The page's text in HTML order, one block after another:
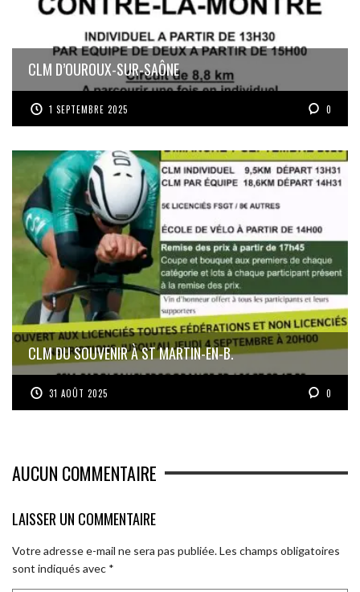
CLM D’OUROUX-SUR-SAÔNE
1 SEPTEMBRE 2025 0
CLM DU SOUVENIR À ST MARTIN-EN-B.
31 AOÛT 2025 0
AUCUN COMMENTAIRE
LAISSER UN COMMENTAIRE
Votre adresse e-mail ne sera pas publiée.Les champs obligatoires
sont indiqués avec *